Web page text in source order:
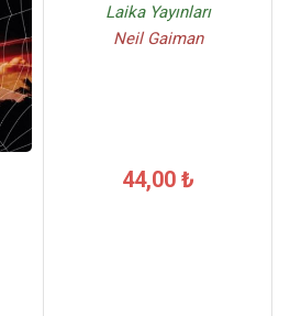
Laika Yayınları
Neil Gaiman
44,00 ₺